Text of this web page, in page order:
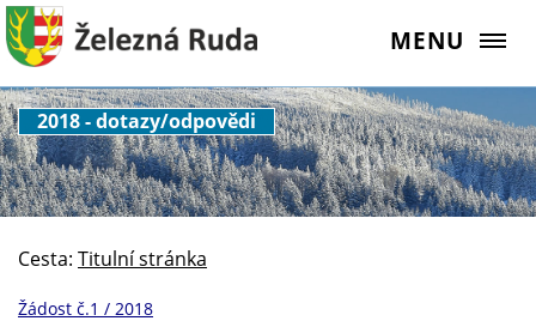
MENU
2018 - dotazy/odpovědi
Cesta: Titulní stránka
Žádost č.1 / 2018